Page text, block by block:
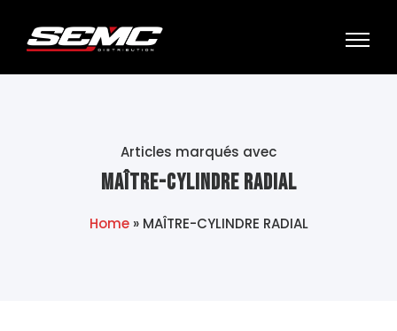
Articles marqués avec
MAÎTRE-CYLINDRE RADIAL
Home» MAÎTRE-CYLINDRE RADIAL